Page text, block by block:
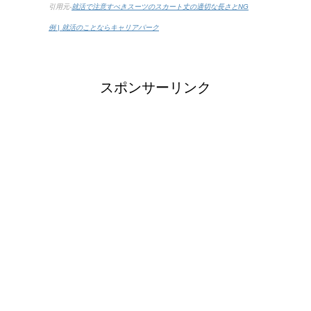
引用元-就活で注意すべきスーツのスカート丈の適切な長さとNG
例 | 就活のことならキャリアパーク
スポンサーリンク